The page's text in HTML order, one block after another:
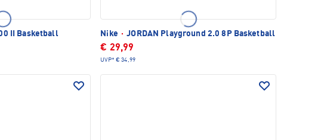
II Basketball Nike · JORDAN Playground 2.0 8P Basketball
€ 29,99
UVP* € 34,99